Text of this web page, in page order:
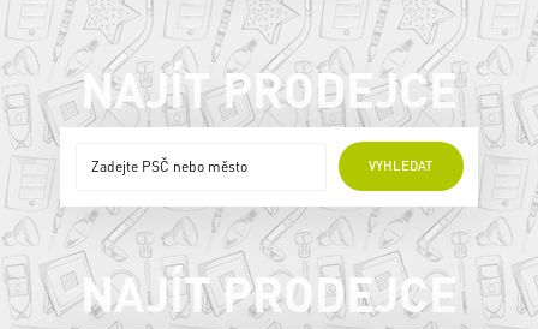
NAJÍT PRODEJCE
VYHLEDAT
ONLINE PRODEJCI
NAJÍT PRODEJCE